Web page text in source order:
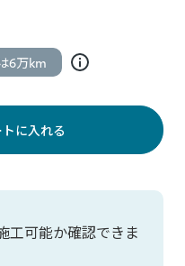
6万km
に入れる
工可能か確認できま